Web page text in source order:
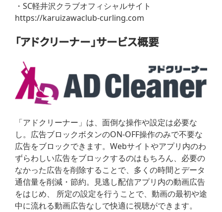
・SC軽井沢クラブオフィシャルサイト
https://karuizawaclub-curling.com
「アドクリーナー」サービス概要
「アドクリーナー」は、面倒な操作や設定は必要な
し。広告ブロックボタンのON-OFF操作のみで不要な
広告をブロックできます。Webサイトやアプリ内のわ
ずらわしい広告をブロックするのはもちろん、必要の
なかった広告を削除することで、多くの時間とデータ
通信量を削減・節約。見逃し配信アプリ内の動画広告
をはじめ、 所定の設定を行うことで、動画の最初や途
中に流れる動画広告なしで快適に視聴ができます。